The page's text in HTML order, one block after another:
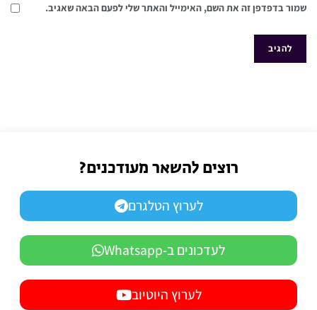
שמור בדפדפן זה את השם, האימייל והאתר שלי לפעם הבאה שאגיב.
רוצים להשאר מעודכנים?
לערוץ הטלגרם
לעדכונים ב-Whatsapp
לערוץ היוטיוב